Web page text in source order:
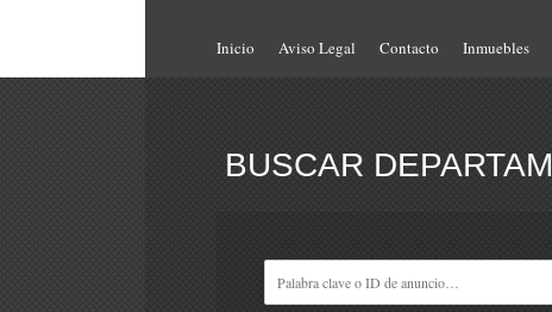
Inicio Aviso Legal Contacto Inmuebles
BUSCAR